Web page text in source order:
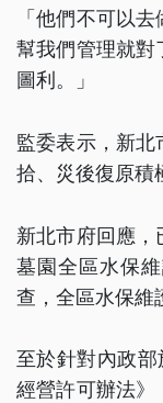
「他們不可以
幫我們管理就對
圖利。」
監委表示，新北
拾、災後復原積
新北市府回應，
墓園全區水保
查，全區水保維
至於針對內政
經營許可辦法》